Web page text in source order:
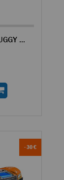
TRAXXAS JATO VXL 4S BUGGY RC 4WD 1/8 BRUSHLESS ROSE- 90386-4
- 30 €